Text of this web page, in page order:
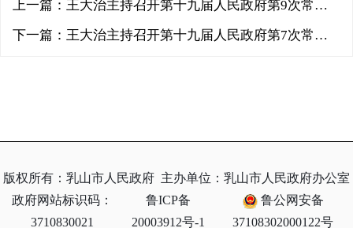
上一篇：王大治主持召开第十九届人民政府第9次常务会议
下一篇：王大治主持召开第十九届人民政府第7次常务会议
版权所有：乳山市人民政府 主办单位：乳山市人民政府办公室
政府网站标识码：
3710830021
鲁ICP备
20003912号-1
鲁公网安备
37108302000122号